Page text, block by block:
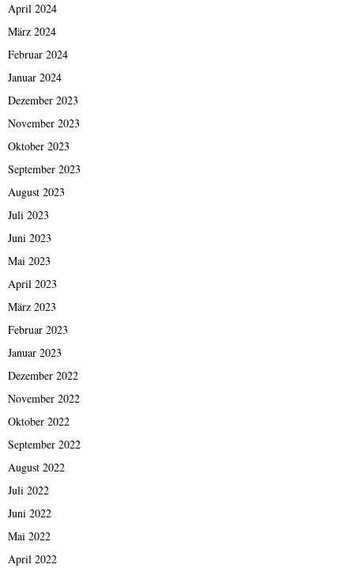
April 2024
März 2024
Februar 2024
Januar 2024
Dezember 2023
November 2023
Oktober 2023
September 2023
August 2023
Juli 2023
Juni 2023
Mai 2023
April 2023
März 2023
Februar 2023
Januar 2023
Dezember 2022
November 2022
Oktober 2022
September 2022
August 2022
Juli 2022
Juni 2022
Mai 2022
April 2022